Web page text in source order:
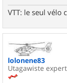
VTT: le seul vélo
lolonene83
Utagawiste expert